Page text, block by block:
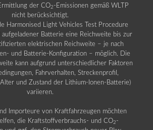
der CO2 -Emissionen gemäß WLTP
nicht berücksichtigt.
Harmonised Light Vehicles Test Procedure
Batterie eine Reichweite bis zur
elektrischen Reichweite – je nach
und Batterie-Konfiguration – möglich. Die
kann aufgrund unterschiedlicher Faktoren
Fahrverhalten, Streckenprofil,
Alter und Zustand der Lithium-Ionen-Batterie)
variieren.
Importeure von Kraftfahrzeugen möchten
die Kraftstoffverbrauchs- und CO2 -